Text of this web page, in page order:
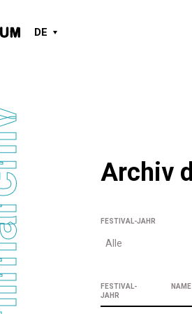
DE
Archiv
FESTIVAL-JAHR
Alle
FESTIVAL-
JAHR
NAME